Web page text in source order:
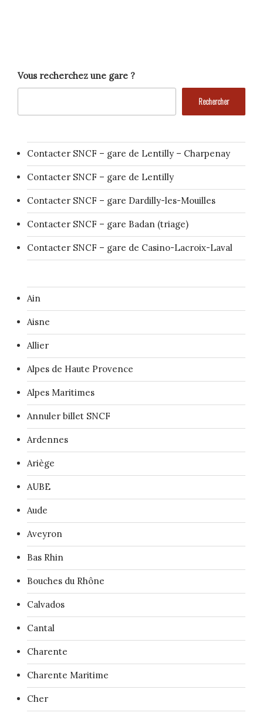
Vous recherchez une gare ?
Rechercher
Contacter SNCF – gare de Lentilly – Charpenay
Contacter SNCF – gare de Lentilly
Contacter SNCF – gare Dardilly-les-Mouilles
Contacter SNCF – gare Badan (triage)
Contacter SNCF – gare de Casino-Lacroix-Laval
Ain
Aisne
Allier
Alpes de Haute Provence
Alpes Maritimes
Annuler billet SNCF
Ardennes
Ariège
AUBE
Aude
Aveyron
Bas Rhin
Bouches du Rhône
Calvados
Cantal
Charente
Charente Maritime
Cher